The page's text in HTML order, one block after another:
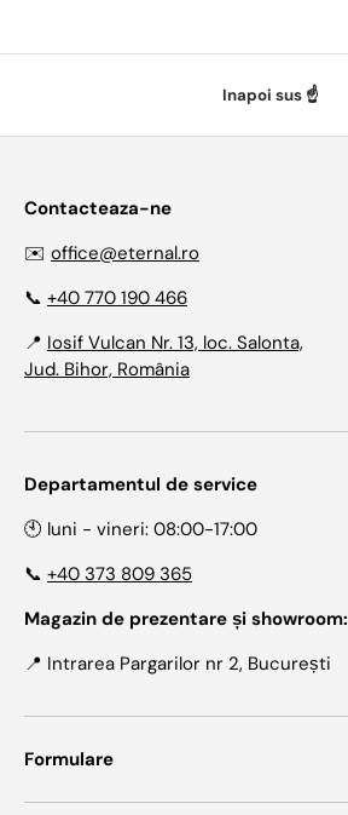
Inapoi sus ☝️
Contacteaza-ne
✉️ office@eternal.ro
📞 +40 770 190 466
📍 Iosif Vulcan Nr. 13, loc. Salonta,
Jud. Bihor, România
Departamentul de service
🕙 luni - vineri: 08:00-17:00
📞 +40 373 809 365
Magazin de prezentare și showroom:
📍 Intrarea Pargarilor nr 2, București
Formulare